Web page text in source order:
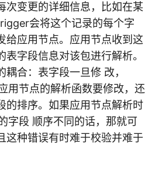
次变更的详细信息，比如在某
会将这个记录的每个字
给应用节点。应用节点收到这
字段信息对该包进行解析。
合：表字段一旦修 改，
用节点的解析函数要修改，还
的排序。如果应用节点解析时
字段 顺序不同的话，那就可
这种错误有时难于校验并难于